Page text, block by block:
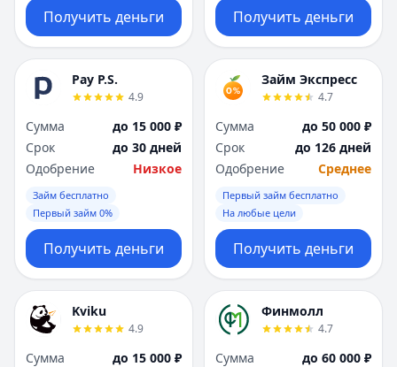
Получить деньги Получить деньги
Pay P.S.
4.9
Сумма
до 15 000 ₽
Срок
до 30 дней
Одобрение
Низкое
Займ бесплатно
Первый займ 0%
Получить деньги
Займ Экспресс
4.7
Сумма
до 50 000 ₽
Срок
до 126 дней
Одобрение
Среднее
Первый займ бесплатно
На любые цели
Получить деньги
Kviku
4.9
Сумма
до 15 000 ₽
Финмолл
4.7
Сумма
до 60 000 ₽